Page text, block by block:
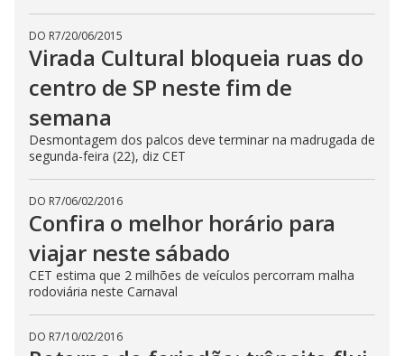
DO R7/20/06/2015
Virada Cultural bloqueia ruas do
centro de SP neste fim de
semana
Desmontagem dos palcos deve terminar na madrugada de
segunda-feira (22), diz CET
DO R7/06/02/2016
Confira o melhor horário para
viajar neste sábado
CET estima que 2 milhões de veículos percorram malha
rodoviária neste Carnaval
DO R7/10/02/2016